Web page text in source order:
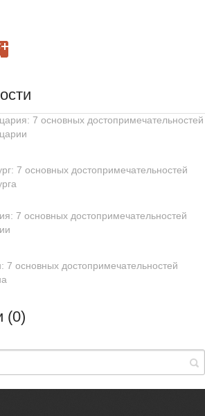
7 основных достопримечательностей
7 основных достопримечательностей
7 основных достопримечательностей
7 основных достопримечательностей
(0)